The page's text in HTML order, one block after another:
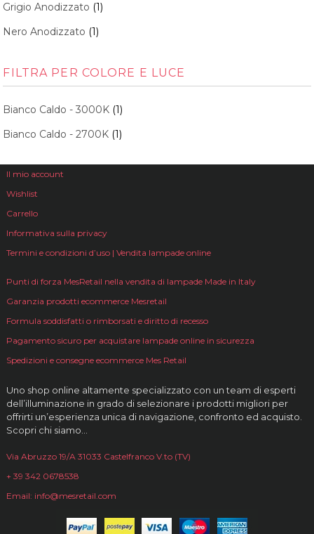
Grigio Anodizzato (1)
Nero Anodizzato (1)
FILTRA PER COLORE E LUCE
Bianco Caldo - 3000K (1)
Bianco Caldo - 2700K (1)
Il mio account
Wishlist
Carrello
Informativa sulla privacy
Termini e condizioni d’uso | Vendita lampade online
Punti di forza MesRetail nella vendita di lampade Made in Italy
Garanzia prodotti ecommerce Mesretail
Formula soddisfatti o rimborsati e diritto di recesso
Pagamento sicuro per acquistare lampade online in sicurezza
Spedizioni e consegne ecommerce Mes Retail
Uno shop online altamente specializzato con un team di esperti
dell’illuminazione in grado di selezionare i prodotti migliori per
offrirti un’esperienza unica di navigazione, confronto ed acquisto.
Scopri chi siamo…
Via Abruzzo 19/A 31033 Castelfranco V.to (TV)
+ 39 342 0678538
Email: info@mesretail.com